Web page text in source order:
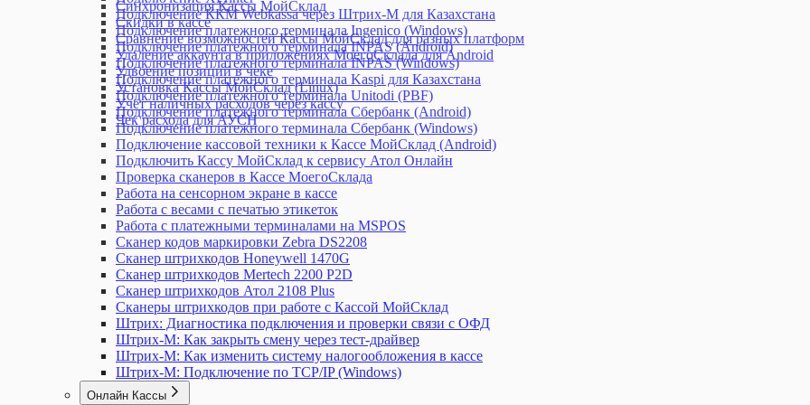
Синхронизация Кассы МойСклад
Скидки в кассе
Сравнение возможностей Кассы МойСклад для разных платформ
Удаление аккаунта в приложениях МоегоСклада для Android
Удвоение позиций в чеке
Установка Кассы МойСклад (Linux)
Учет наличных расходов через кассу
Чек расхода для АУСН
Подключение ККМ Webkassa через Штрих-М для Казахстана
Подключение платежного терминала Ingenico (Windows)
Подключение платежного терминала INPAS (Android)
Подключение платежного терминала INPAS (Windows)
Подключение платежного терминала Kaspi для Казахстана
Подключение платежного терминала Unitodi (PBF)
Подключение платежного терминала Сбербанк (Android)
Подключение платежного терминала Сбербанк (Windows)
Подключение кассовой техники к Кассе МойСклад (Android)
Подключить Кассу МойСклад к сервису Атол Онлайн
Проверка сканеров в Кассе МоегоСклада
Работа на сенсорном экране в кассе
Работа с весами с печатью этикеток
Работа с платежными терминалами на MSPOS
Сканер кодов маркировки Zebra DS2208
Сканер штрихкодов Honeywell 1470G
Сканер штрихкодов Mertech 2200 P2D
Сканер штрихкодов Атол 2108 Plus
Сканеры штрихкодов при работе с Кассой МойСклад
Штрих: Диагностика подключения и проверки связи с ОФД
Штрих-М: Как закрыть смену через тест-драйвер
Штрих-М: Как изменить систему налогообложения в кассе
Штрих-М: Подключение по TCP/IP (Windows)
Онлайн Кассы